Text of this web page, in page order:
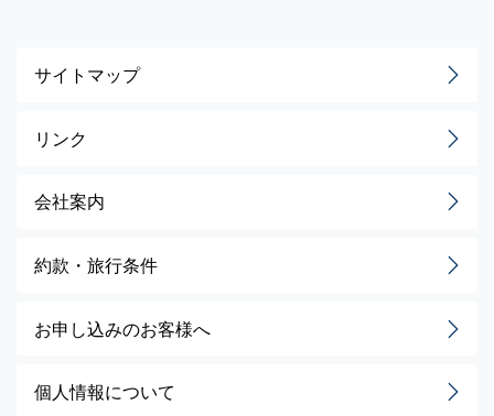
サイトマップ
リンク
会社案内
約款・旅行条件
お申し込みのお客様へ
個人情報について